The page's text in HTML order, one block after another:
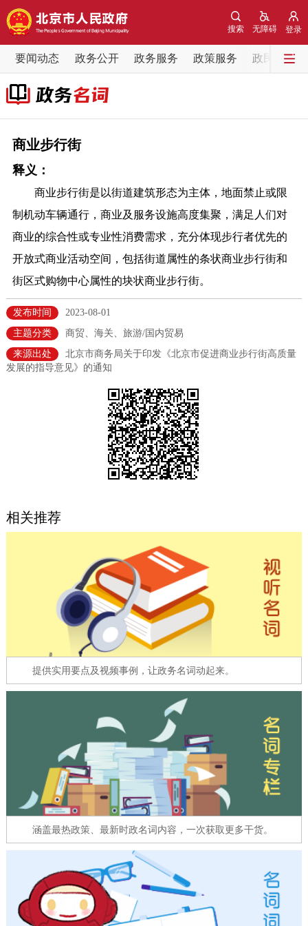
登录
无障碍
搜索
要闻动态 政务公开 政务服务 政策服务 政民互动
要闻动态
党中央精神
各区热点
政务公开
市领导 机构职能 政策服务
政策兑现 政策解读
决策公开 专题公开
政务服务
法人服务
利企服务
阳光政务
政民互动
我要咨询
参与调查 在线访谈 图说互动
走进北京
北京概况 十六区概览 人文北京
ENGLISH 한국어 日本語
DEUTSCH FRANÇAIS РУССКИЙ ЯЗЫК
ESPAÑOL العربية PORTUGUÊS
ITALIANO
商业步行街
释义：
商业步行街是以街道建筑形态为主体，地面禁止或限
制机动车辆通行，商业及服务设施高度集聚，满足人们对
商业的综合性或专业性消费需求，充分体现步行者优先的
开放式商业活动空间，包括街道属性的条状商业步行街和
街区式购物中心属性的块状商业步行街。
发布时间
2023-08-01
主题分类
商贸、海关、旅游/国内贸易
来源出处
北京市商务局关于印发《北京市促进商业步行街高质量
发展的指导意见》的通知
相关推荐
提供实用要点及视频事例，让政务名词动起来。
涵盖最热政策、最新时政名词内容，一次获取更多干货。